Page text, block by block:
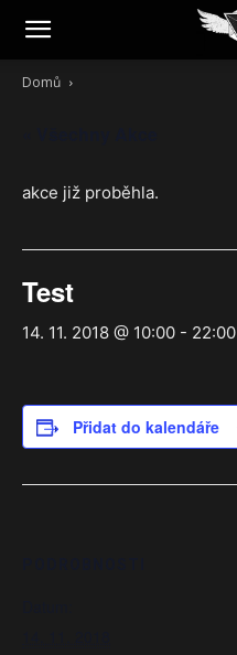
Domů
akce již proběhla.
Test
14. 11. 2018 @ 10:00 - 22:00
Přidat do kalendáře